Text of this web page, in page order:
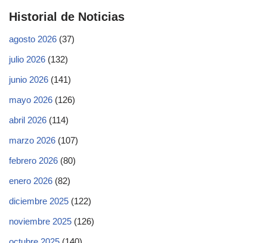
Historial de Noticias
agosto 2026 (37)
julio 2026 (132)
junio 2026 (141)
mayo 2026 (126)
abril 2026 (114)
marzo 2026 (107)
febrero 2026 (80)
enero 2026 (82)
diciembre 2025 (122)
noviembre 2025 (126)